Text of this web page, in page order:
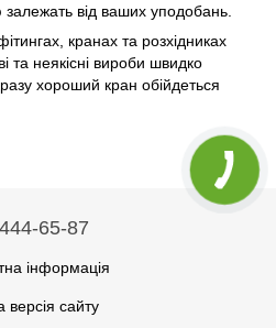
від ваших уподобань.
кранах та розхідниках
неякісні вироби швидко
хороший кран обійдеться
65-87
інформація
версія сайту